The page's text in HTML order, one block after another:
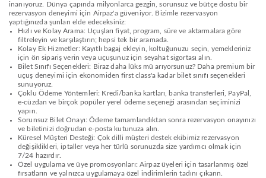
inanıyoruz. Dünya çapında milyonlarca gezgin, sorunsuz ve bütçe dostu bir
rezervasyon deneyimi için Airpaz'a güveniyor. Bizimle rezervasyon
yaptığınızda şunları elde edeceksiniz:
Hızlı ve Kolay Arama: Uçuşları fiyat, program, süre ve aktarmalara göre
filtreleyin ve karşılaştırın; hepsi tek bir aramada.
Kolay Ek Hizmetler: Kayıtlı bagaj ekleyin, koltuğunuzu seçin, yemekleriniz
için ön sipariş verin veya uçuşunuz için seyahat sigortası alın.
Bilet Sınıfı Seçenekleri: Biraz daha lüks mü arıyorsunuz? Daha premium bir
uçuş deneyimi için ekonomiden first class'a kadar bilet sınıfı seçenekleri
sunuyoruz.
Çoklu Ödeme Yöntemleri: Kredi/banka kartları, banka transferleri, PayPal,
e-cüzdan ve birçok popüler yerel ödeme seçeneği arasından seçiminizi
yapın.
Sorunsuz Bilet Onayı: Ödeme tamamlandıktan sonra rezervasyon onayınızı
ve biletinizi doğrudan e-posta kutunuza alın.
Küresel Müşteri Desteği: Çok dilli müşteri destek ekibimiz rezervasyon
değişiklikleri, iptaller veya her türlü sorunuzda size yardımcı olmak için
7/24 hazırdır.
Özel uygulama ve üye promosyonları: Airpaz üyeleri için tasarlanmış özel
fırsatların ve yalnızca uygulamaya özel indirimlerin tadını çıkarın.